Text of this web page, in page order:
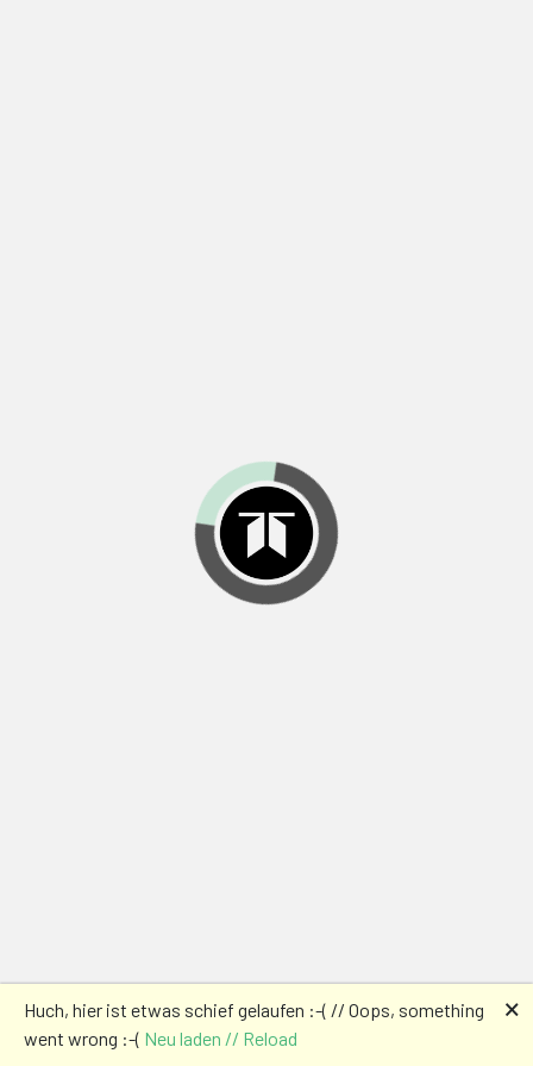
Huch, hier ist etwas schief gelaufen :-( // Oops, something
went wrong :-( Neu laden // Reload
🗙